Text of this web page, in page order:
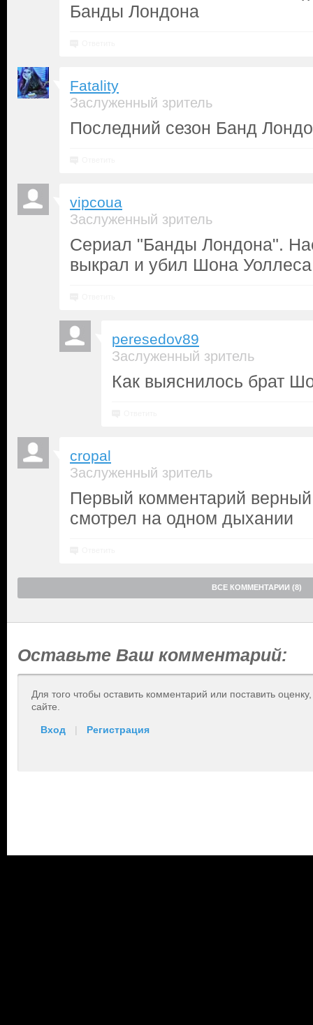
Банды Лондона
Fatality
Заслуженный зритель
Последний сезон Банд
vipcoua
Заслуженный зритель
Сериал "Банды Лондона".
выкрал и убил Шона
peresedov89
Заслуженный зритель
Как выяснилось брат
cropal
Заслуженный зритель
Первый комментарий
смотрел на одном дыхании
ВСЕ КОММЕНТАРИИ (8)
Оставьте Ваш комментарий:
Для того чтобы оставить комментарий или поставить
сайте.
Вход | Регистрация